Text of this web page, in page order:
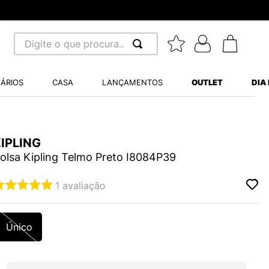
Digite o que procura...
CASA LANÇAMENTOS OUTLET DIA
Kipling Telmo Preto I8084P39
1 avaliação
Único
BALANCE 530
WHITE
VANS ULTRARANGE